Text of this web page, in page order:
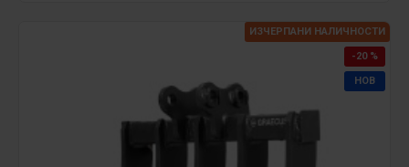
НОВ
-20 %
ИЗЧЕРПАНИ НАЛИЧНОСТИ